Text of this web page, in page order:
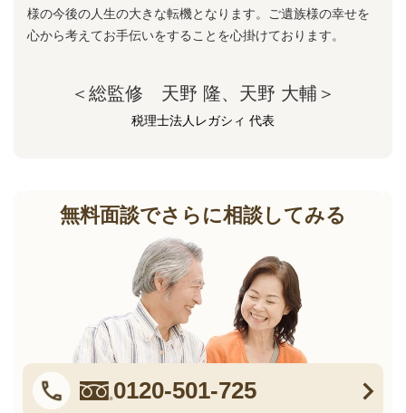
様の今後の人生の大きな転機となります。ご遺族様の幸せを
心から考えてお手伝いをすることを心掛けております。
＜総監修 天野 隆、天野 大輔＞
税理士法人レガシィ 代表
無料面談でさらに相談してみる
0120-501-725